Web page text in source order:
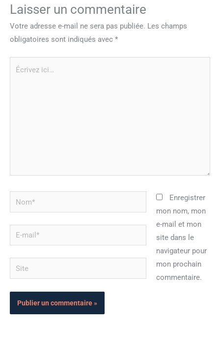
Laisser un commentaire
Votre adresse e-mail ne sera pas publiée. Les champs
obligatoires sont indiqués avec *
Nom*
mail*
Site
Enregistrer
mon nom, mon
e-mail et mon
site dans le
navigateur pour
mon prochain
commentaire.